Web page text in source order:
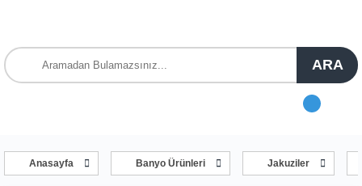
ARA
Anasayfa Banyo Ürünleri Jakuziler